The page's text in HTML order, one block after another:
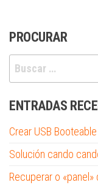
PROCURAR
Buscar:
ENTRADAS
Crear USB Booteable
Solución cando
Recuperar o